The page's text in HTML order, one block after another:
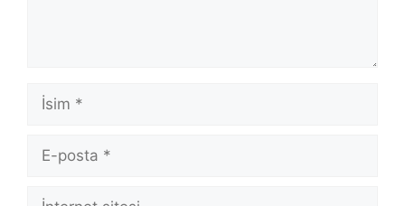
İsim
posta
İnternet